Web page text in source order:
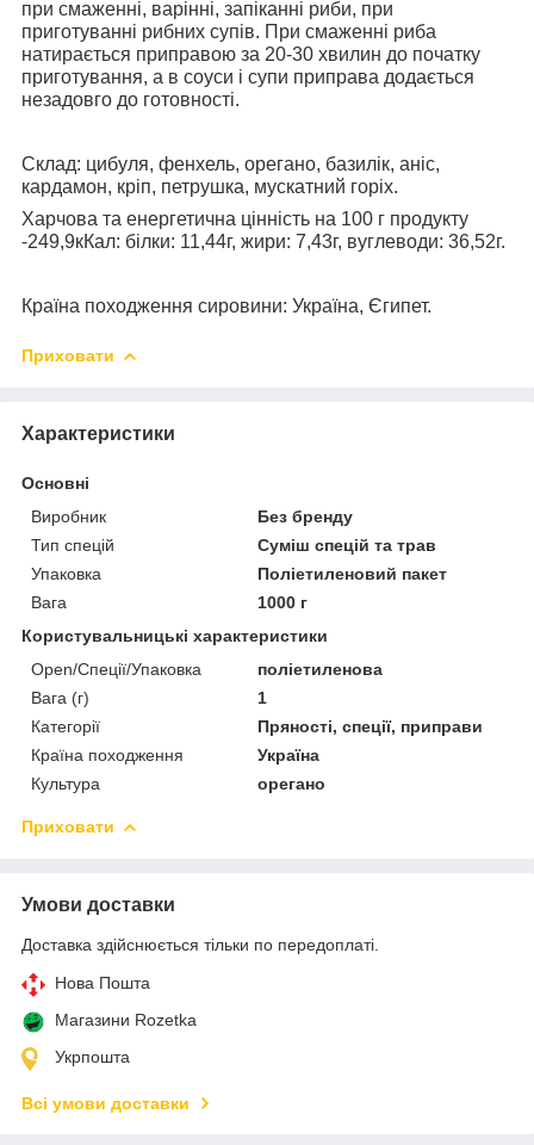
при смаженні, варінні, запіканні риби, при
приготуванні рибних супів. При смаженні риба
натирається приправою за 20-30 хвилин до початку
приготування, а в соуси і супи приправа додається
незадовго до готовності.
Склад: цибуля, фенхель, орегано, базилік, аніс,
кардамон, кріп, петрушка, мускатний горіх.
Харчова та енергетична цінність на 100 г продукту
-249,9кКал: білки: 11,44г, жири: 7,43г, вуглеводи: 36,52г.
Країна походження сировини: Україна, Єгипет.
Приховати
Характеристики
Основні
Виробник
Без бренду
Тип спецій
Суміш спецій та трав
Упаковка
Поліетиленовий пакет
Вага
1000 г
Користувальницькі характеристики
Open/Спеції/Упаковка
поліетиленова
Вага (г)
1
Категорії
Пряності, спеції, приправи
Країна походження
Україна
Культура
орегано
Приховати
Умови доставки
Доставка здійснюється тільки по передоплаті.
Нова Пошта
Магазини Rozetka
Укрпошта
Всі умови доставки